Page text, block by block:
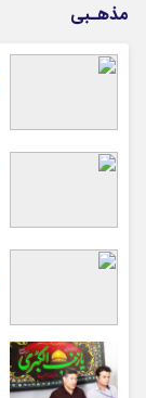
مذهـبی